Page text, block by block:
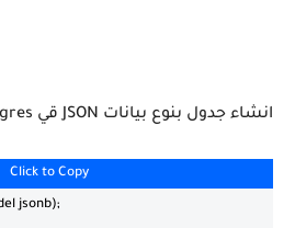
انشاء جدول بنوع بيانات JSON قي Postgres
Click to Copy